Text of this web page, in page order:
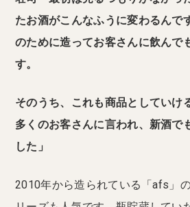
たお酒がこんなふうに変わるんで
のために造ってお客さんに飲んで
す。
そのうち、これも商品としてい
多くのお客さんに言われ、新酒で
した」
2010年から造られている「afs」